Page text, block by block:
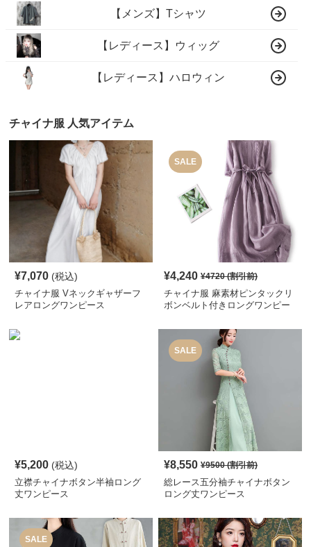
【メンズ】Tシャツ
【レディース】ウィッグ
【レディース】ハロウィン
チャイナ服 人気アイテム
¥7,070 (税込)
チャイナ服 Vネックギャザーフ
レアロングワンピース
SALE
¥4,240 ¥4720(割引前)
チャイナ服 麻素材ピンタックリ
ボンベルト付きロングワンピー
¥5,200 (税込)
立襟チャイナボタン半袖ロング
丈ワンピース
SALE
¥8,550 ¥9500(割引前)
総レース五分袖チャイナボタン
ロング丈ワンピース
SALE